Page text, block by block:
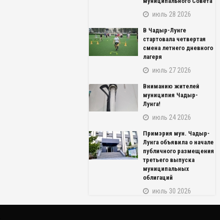
июль 28 2026
В Чадыр-Лунге
стартовала четвертая
смена летнего дневного
лагеря
июль 27 2026
Вниманию жителей
муниципия Чадыр-
Лунга!
июль 24 2026
Примэрия мун. Чадыр-
Лунга объявила о начале
публичного размещения
третьего выпуска
муниципальных
облигаций
июль 30 2026
NAME_SOCIAL_FACEBOOK
NAME_SOCIAL_GOOGLE
NAME_SOCIAL_TWITTER
NAME_SOCIAL_LINKEDIN